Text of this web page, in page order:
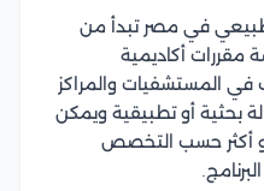
في مصر تبدأ من
مقررات أكاديمية
المستشفيات والمراكز
بحثية أو تطبيقية ويمكن
أكثر حسب التخصص